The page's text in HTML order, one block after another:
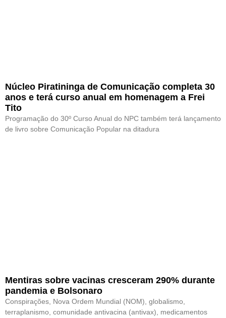
Núcleo Piratininga de Comunicação completa 30
anos e terá curso anual em homenagem a Frei
Tito
Programação do 30º Curso Anual do NPC também terá lançamento
de livro sobre Comunicação Popular na ditadura
Mentiras sobre vacinas cresceram 290% durante
pandemia e Bolsonaro
Conspirações, Nova Ordem Mundial (NOM), globalismo,
terraplanismo, comunidade antivacina (antivax), medicamentos